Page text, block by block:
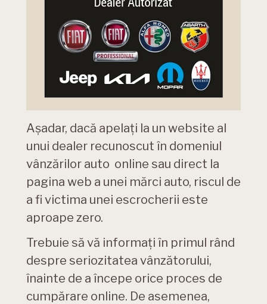
Așadar, dacă apelați la un website al
unui dealer recunoscut în domeniul
vânzărilor auto online sau direct la
pagina web a unei mărci auto, riscul de
a fi victima unei escrocherii este
aproape zero.
Trebuie să vă informați în primul rând
despre seriozitatea vânzătorului,
înainte de a începe orice proces de
cumpărare online. De asemenea,